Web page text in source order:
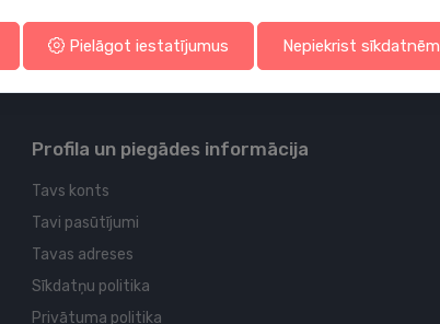
Profila un piegādes informācija
Tavs konts
Tavi pasūtījumi
Tavas adreses
Sīkdatņu politika
Privātuma politika
Pielāgot iestatījumus Nepiekrist sīkdatnēm